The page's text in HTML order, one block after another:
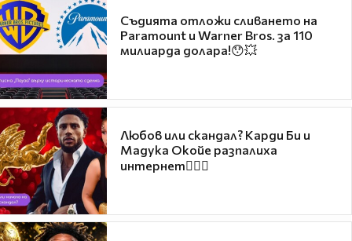
Съдията отложи сливането на
Paramount и Warner Bros. за 110
милиарда долара!😯💥
Любов или скандал? Карди Би и
Мадука Окойе разпалиха
интернет❤️‍🔥🔥